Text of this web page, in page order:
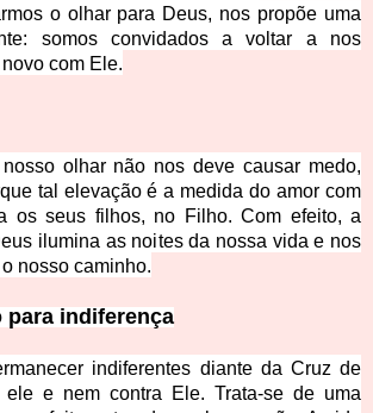
o olhar para Deus, nos propõe uma
somos convidados a voltar a nos
com Ele.
olhar não nos deve causar medo,
tal elevação é a medida do amor com
os seus filhos, no Filho. Com efeito, a
ilumina as noites da nossa vida e nos
nosso caminho.
para indiferença
indiferentes diante da Cruz de
ele e nem contra Ele. Trata-se de uma